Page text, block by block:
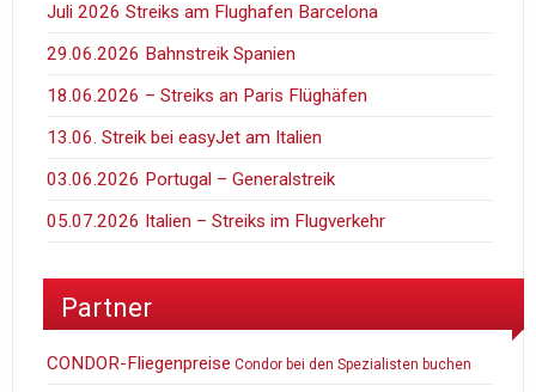
Juli 2026 Streiks am Flughafen Barcelona
29.06.2026 Bahnstreik Spanien
18.06.2026 – Streiks an Paris Flüghäfen
13.06. Streik bei easyJet am Italien
03.06.2026 Portugal – Generalstreik
05.07.2026 Italien – Streiks im Flugverkehr
Partner
CONDOR-Fliegenpreise Condor bei den Spezialisten buchen